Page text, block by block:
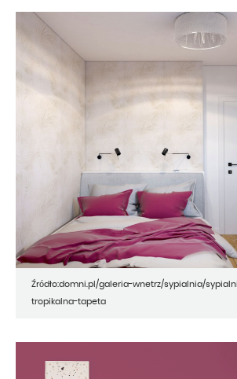
Źródło:domni.pl/galeria-wnetrz/sypialnia/
tropikalna-tapeta